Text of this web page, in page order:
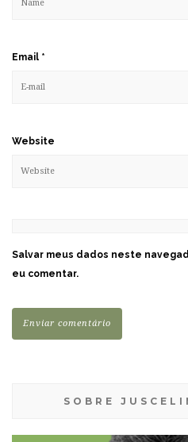
Email *
Website
Salvar meus dados neste
eu comentar.
SOBRE